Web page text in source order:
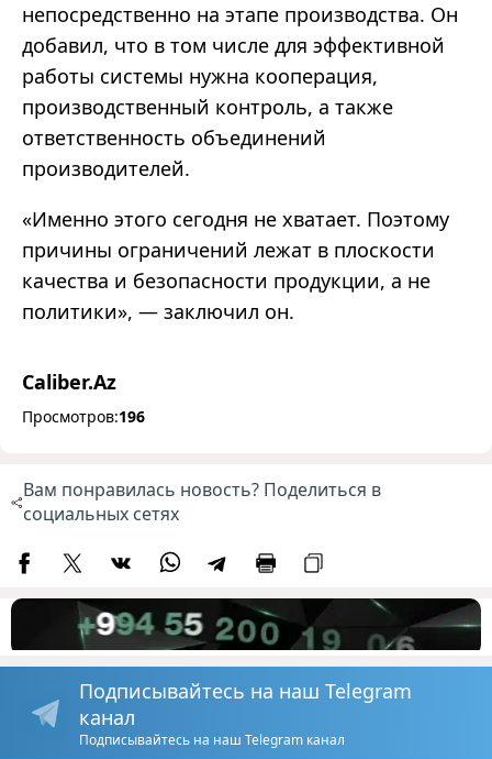
непосредственно на этапе производства. Он
добавил, что в том числе для эффективной
работы системы нужна кооперация,
производственный контроль, а также
ответственность объединений
производителей.
«Именно этого сегодня не хватает. Поэтому
причины ограничений лежат в плоскости
качества и безопасности продукции, а не
политики», — заключил он.
Caliber.Az
Просмотров:196
Вам понравилась новость? Поделиться в
социальных сетях
Подписывайтесь на наш Telegram
канал
Подписывайтесь на наш Telegram канал